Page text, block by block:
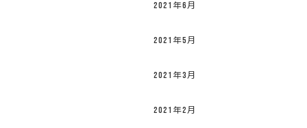
2021年6月
2021年5月
2021年3月
2021年2月